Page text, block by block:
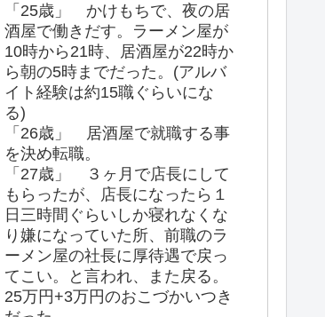
「25歳」 かけもちで、夜の居
酒屋で働きだす。ラーメン屋が
10時から21時、居酒屋が22時か
ら朝の5時までだった。(アルバ
イト経験は約15職ぐらいにな
る)
「26歳」 居酒屋で就職する事
を決め転職。
「27歳」 ３ヶ月で店長にして
もらったが、店長になったら１
日三時間ぐらいしか寝れなくな
り嫌になっていた所、前職のラ
ーメン屋の社長に厚待遇で戻っ
てこい。と言われ、また戻る。
25万円+3万円のおこづかいつき